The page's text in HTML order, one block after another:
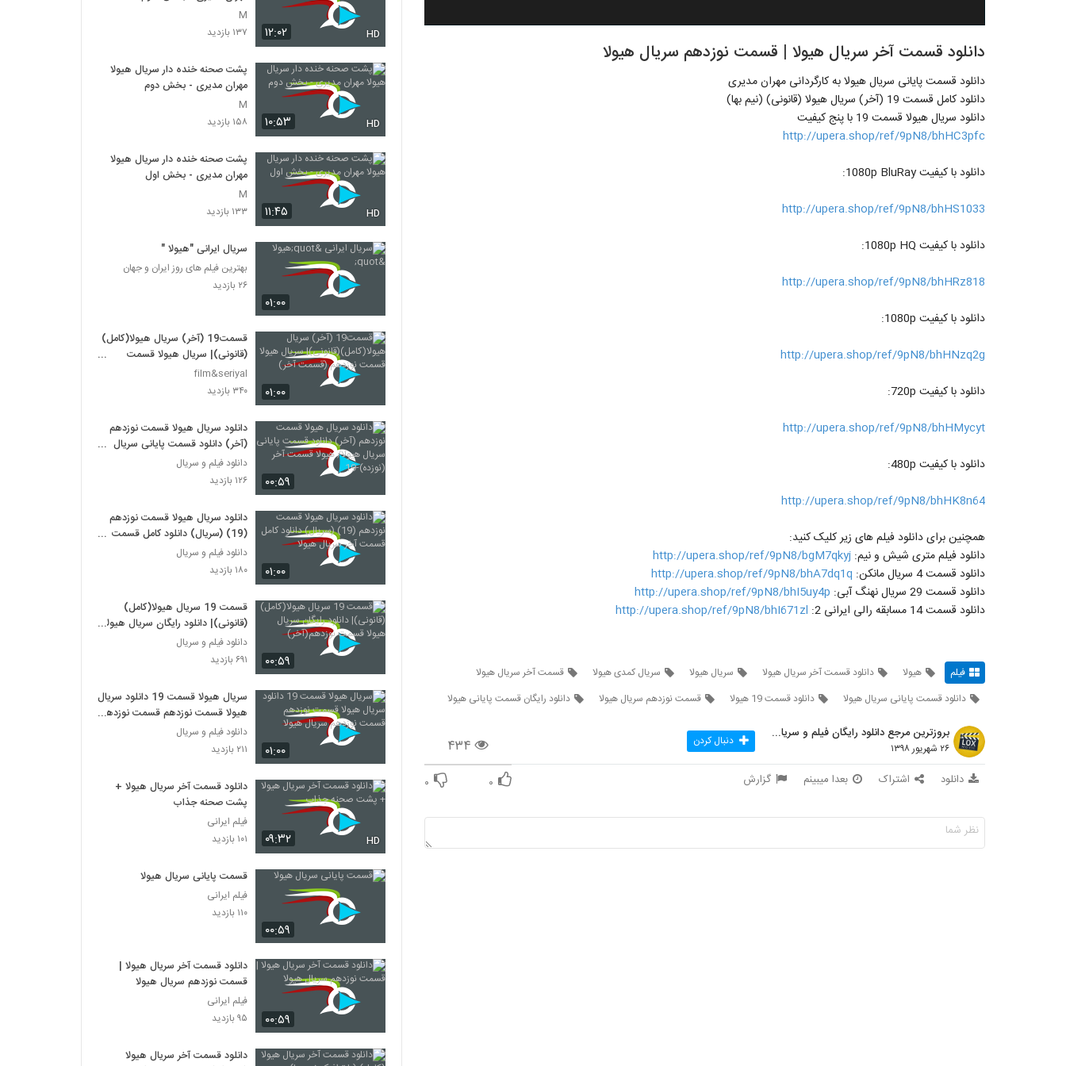
دانلود قسمت آخر سریال هیولا | قسمت نوزدهم سریال هیولا
دانلود قسمت پایانی سریال هیولا به کارگردانی مهران مدیری
دانلود کامل قسمت 19 (آخر) سریال هیولا (قانونی) (نیم بها)
دانلود سریال هیولا قسمت 19 با پنج کیفیت
http://upera.shop/ref/9pN8/bhHC3pfc
دانلود با کیفیت 1080p BluRay:
http://upera.shop/ref/9pN8/bhHS1033
دانلود با کیفیت 1080p HQ:
http://upera.shop/ref/9pN8/bhHRz818
دانلود با کیفیت 1080p:
http://upera.shop/ref/9pN8/bhHNzq2g
دانلود با کیفیت 720p:
http://upera.shop/ref/9pN8/bhHMycyt
دانلود با کیفیت 480p:
http://upera.shop/ref/9pN8/bhHK8n64
همچنین برای دانلود فیلم های زیر کلیک کنید:
دانلود فیلم متری شیش و نیم: http://upera.shop/ref/9pN8/bgM7qkyj
دانلود قسمت 4 سریال مانکن:
http://upera.shop/ref/9pN8/bhA7dq1q
دانلود قسمت 29 سریال نهنگ آبی:
http://upera.shop/ref/9pN8/bhI5uy4p
دانلود قسمت 14 مسابقه رالی ایرانی 2:
http://upera.shop/ref/9pN8/bhI671zl
فیلم هیولا دانلود قسمت آخر سریال هیولا سریال هیولا سریال کمدی هیولا
قسمت آخر سریال هیولا
دانلود قسمت پایانی سریال هیولا
دانلود قسمت 19 هیولا قسمت نوزدهم سریال هیولا دانلود رایگان قسمت پایانی هیولا
۴۳۴
بروزترین مرجع دانلود رایگان فیلم و سریال ایرانی
۲۶ شهریور ۱۳۹۸ دنبال کردن
دانلود اشتراک بعدا میبینم گزارش ۰ ۰
۱۲:۰۲ HD
M
۱۳۷ بازدید
۱۰:۵۳ HD
پشت صحنه خنده دار سریال هیولا
مهران مدیری - بخش دوم
M
۱۵۸ بازدید
۱۱:۴۵ HD
پشت صحنه خنده دار سریال هیولا
مهران مدیری - بخش اول
M
۱۳۳ بازدید
۰۱:۰۰
سریال ایرانی "هیولا "
بهترین فیلم های روز ایران و جهان
۲۶ بازدید
۰۱:۰۰
قسمت19 (آخر) سریال هیولا(کامل)
(قانونی)| سریال هیولا قسمت
نوزدهم (قسمت آخر)
film&seriyal
۳۴۰ بازدید
۰۰:۵۹
دانلود سریال هیولا قسمت نوزدهم
(آخر) دانلود قسمت پایانی سریال
هیولا/ هیولا قسمت آخر (نوزده)-19
دانلود فیلم و سریال
۱۲۶ بازدید
۰۱:۰۰
دانلود سریال هیولا قسمت نوزدهم
(19) (سریال) دانلود کامل قسمت
آخر سریال هیولا
دانلود فیلم و سریال
۱۸۰ بازدید
۰۰:۵۹
قسمت 19 سریال هیولا(کامل)
(قانونی)| دانلود رایگان سریال هیولا
قسمت نوزدهم(آخر)
دانلود فیلم و سریال
۶۹۱ بازدید
۰۱:۰۰
سریال هیولا قسمت 19 دانلود سریال
هیولا قسمت نوزدهم قسمت نوزدهم
سریال هیولا
دانلود فیلم و سریال
۲۱۱ بازدید
۰۹:۳۲ HD
دانلود قسمت آخر سریال هیولا +
پشت صحنه جذاب
فیلم ایرانی
۱۰۱ بازدید
۰۰:۵۹
قسمت پایانی سریال هیولا
فیلم ایرانی
۱۱۰ بازدید
۰۰:۵۹
دانلود قسمت آخر سریال هیولا |
قسمت نوزدهم سریال هیولا
فیلم ایرانی
۹۵ بازدید
دانلود قسمت آخر سریال هیولا